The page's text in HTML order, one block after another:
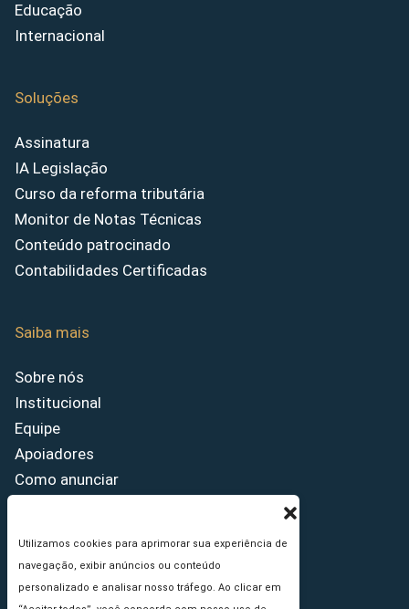
Utilizamos cookies para aprimorar sua experiência de
navegação, exibir anúncios ou conteúdo
personalizado e analisar nosso tráfego. Ao clicar em
Educação
Internacional
Soluções
Assinatura
IA Legislação
Curso da reforma tributária
Monitor de Notas Técnicas
Conteúdo patrocinado
Contabilidades Certificadas
Saiba mais
Sobre nós
Institucional
Equipe
Apoiadores
Como anunciar
Princípios Editoriais